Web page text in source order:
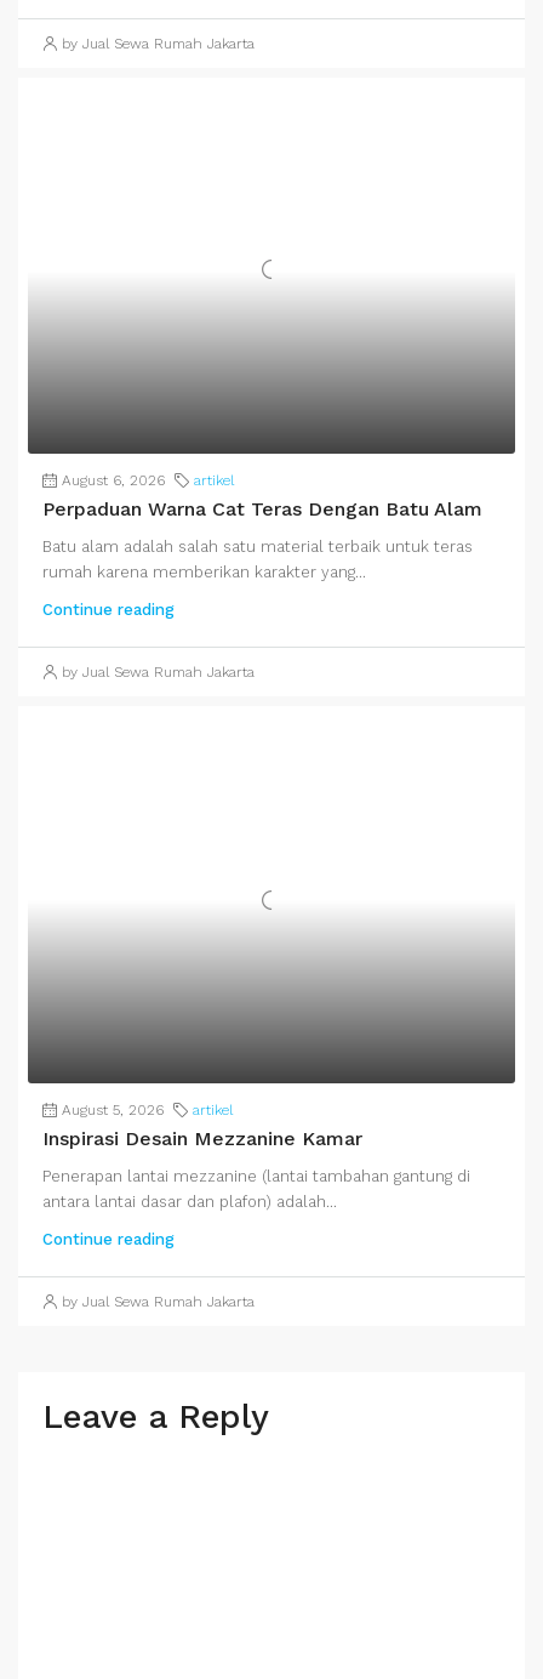
by Jual Sewa Rumah Jakarta
August 6, 2026 artikel
Perpaduan Warna Cat Teras Dengan Batu Alam
Batu alam adalah salah satu material terbaik untuk teras
rumah karena memberikan karakter yang...
Continue reading
by Jual Sewa Rumah Jakarta
August 5, 2026 artikel
Inspirasi Desain Mezzanine Kamar
Penerapan lantai mezzanine (lantai tambahan gantung di
antara lantai dasar dan plafon) adalah...
Continue reading
by Jual Sewa Rumah Jakarta
Leave a Reply